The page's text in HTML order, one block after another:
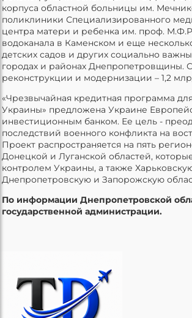
корпуса областной больницы им.
поликлиники Специализированного
центра матери и ребенка им. проф.
водоканала в Каменском и еще
детских садов и других социально
городах и районах Днепропетровщины.
реконструкции и модернизации – 1,2
«Чрезвычайная кредитная программа
Украины» предложена Украине
инвестиционным банком. Ее цель -
последствий военного конфликта на
Проект распространяется на пять
Донецкой и Луганской областей,
контролем Украины, а также
Днепропетровскую и Запорожскую
По информации Днепропетровской
государственной администрации.